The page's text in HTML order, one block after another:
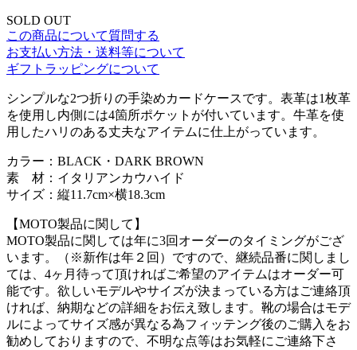
SOLD OUT
この商品について質問する
お支払い方法・送料等について
ギフトラッピングについて
シンプルな2つ折りの手染めカードケースです。表革は1枚革
を使用し内側には4箇所ポケットが付いています。牛革を使
用したハリのある丈夫なアイテムに仕上がっています。
カラー：BLACK・DARK BROWN
素 材：イタリアンカウハイド
サイズ：縦11.7cm×横18.3cm
【MOTO製品に関して】
MOTO製品に関しては年に3回オーダーのタイミングがござ
います。（※新作は年２回）ですので、継続品番に関しまし
ては、4ヶ月待って頂ければご希望のアイテムはオーダー可
能です。欲しいモデルやサイズが決まっている方はご連絡頂
ければ、納期などの詳細をお伝え致します。靴の場合はモデ
ルによってサイズ感が異なる為フィッテング後のご購入をお
勧めしておりますので、不明な点等はお気軽にご連絡下さ